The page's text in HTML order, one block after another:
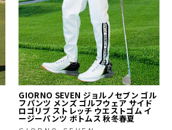
GIORNO SEVEN ジョルノセブン ゴル
フパンツ メンズ ゴルフウェア サイド
ロゴリブ ストレッチ ウエストゴム イ
ージーパンツ ボトムス 秋冬春夏